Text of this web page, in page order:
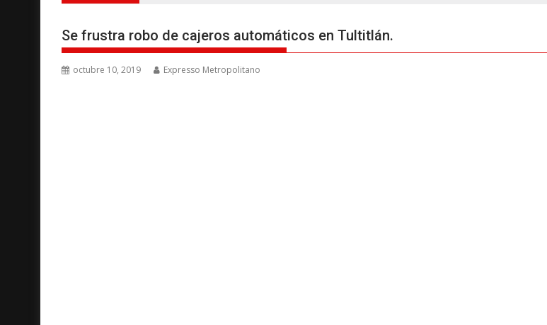
Se frustra robo de cajeros automáticos en Tultitlán.
octubre 10, 2019 Expresso Metropolitano